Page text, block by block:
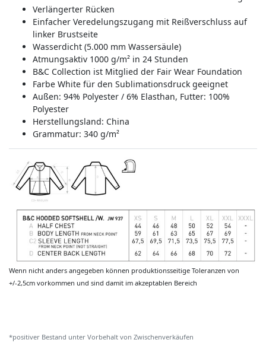
Verlängerter Rücken
Einfacher Veredelungszugang mit Reißverschluss auf
linker Brustseite
Wasserdicht (5.000 mm Wassersäule)
Atmungsaktiv 1000 g/m² in 24 Stunden
B&C Collection ist Mitglied der Fair Wear Foundation
Farbe White für den Sublimationsdruck geeignet
Außen: 94% Polyester / 6% Elasthan, Futter: 100%
Polyester
Herstellungsland: China
Grammatur: 340 g/m²
Wenn nicht anders angegeben können produktionsseitige Toleranzen von
+/-2,5cm vorkommen und sind damit im akzeptablen Bereich
*positiver Bestand unter Vorbehalt von Zwischenverkäufen